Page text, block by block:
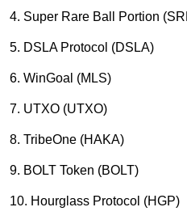
4. Super Rare Ball Portion
5. DSLA Protocol (DSLA)
6. WinGoal (MLS)
7. UTXO (UTXO)
8. TribeOne (HAKA)
9. BOLT Token (BOLT)
10. Hourglass Protocol (HGP)